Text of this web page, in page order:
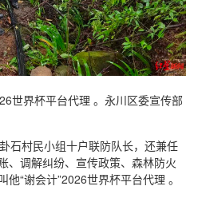
世界杯平台代理 。永川区委宣传部
石村民小组十户联防队长，还兼任
、调解纠纷、宣传政策、森林防火
“谢会计”2026世界杯平台代理 。